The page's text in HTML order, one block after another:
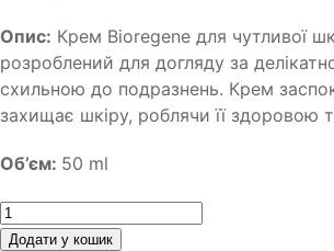
Опис: Крем Bioregene для чутливої
розроблений для догляду за
схильною до подразнень. Крем
захищає шкіру, роблячи її здоровою
Об’єм: 50 ml
Кількість
Додати у кошик